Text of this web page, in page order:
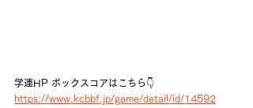
学連HP ボックスコアはこちら👇
https://www.kcbbf.jp/game/detail/id/14592